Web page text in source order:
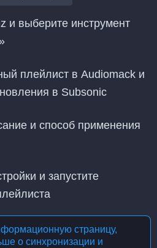
и выберите инструмент
плейлист в Audiomack и
в Subsonic
и способ применения
и запустите
страницу,
о синхронизации и